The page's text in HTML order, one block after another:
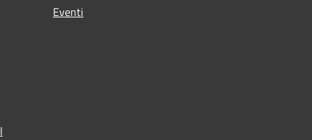
Eventi